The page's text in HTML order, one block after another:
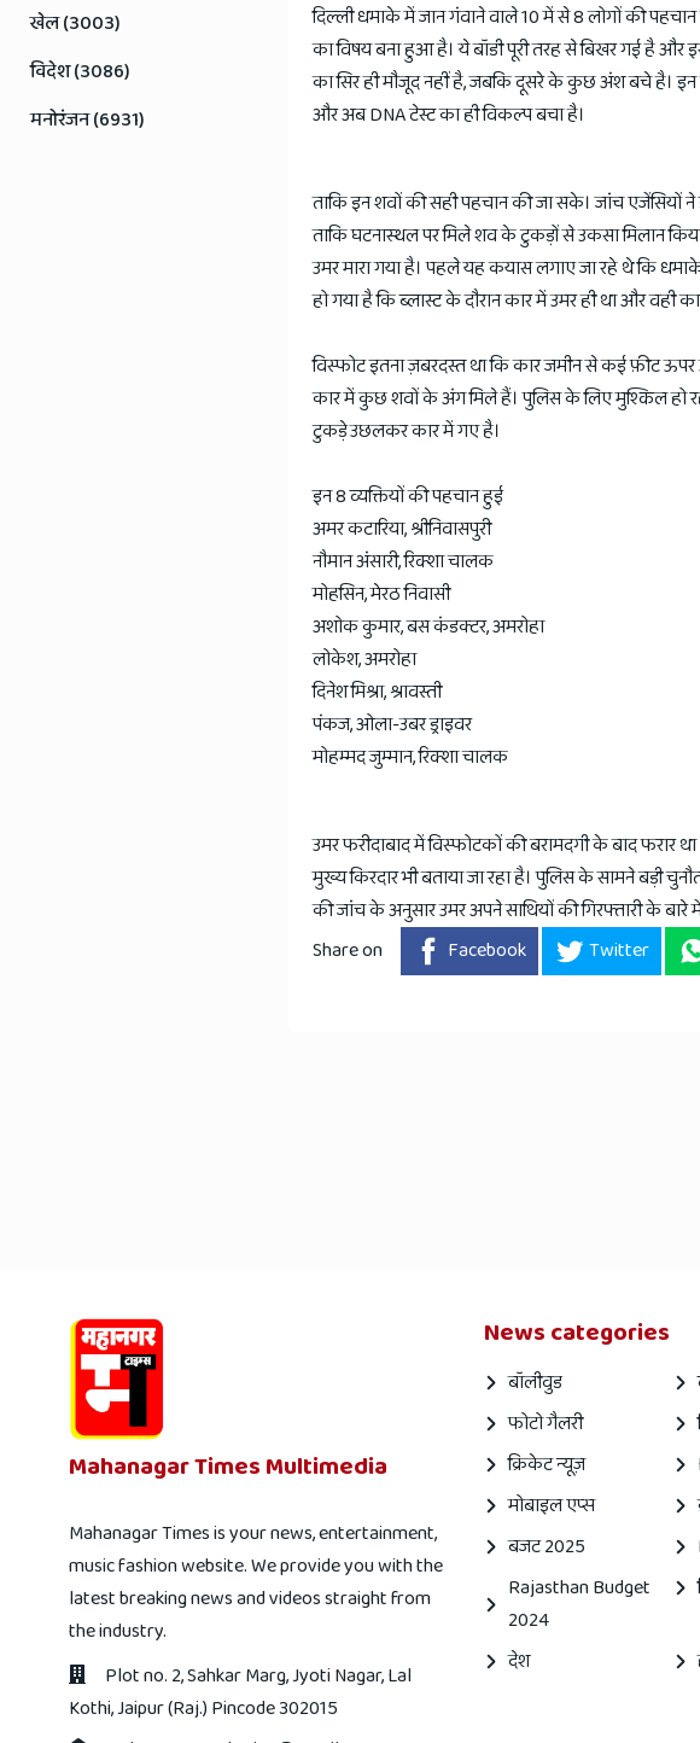
दिल्ली धमाके में जान गंवाने वाले 10 में से 8 लोगों की
का विषय बना हुआ है। ये बॉडी पूरी तरह से बिखर गई है
का सिर ही मौजूद नहीं है, जबकि दूसरे के कुछ अंश बचे है। इन
और अब DNA टेस्ट का ही विकल्प बचा है।
ताकि इन शवों की सही पहचान की जा सके। जांच एजेंसियों
ताकि घटनास्थल पर मिले शव के टुकड़ों से उकसा मिलान
उमर मारा गया है। पहले यह कयास लगाए जा रहे थे कि
हो गया है कि ब्लास्ट के दौरान कार में उमर ही था और वही
विस्फोट इतना ज़बरदस्त था कि कार जमीन से कई फ़ीट ऊपर
कार में कुछ शवों के अंग मिले हैं। पुलिस के लिए मुश्किल हो
टुकड़े उछलकर कार में गए है।
इन 8 व्यक्तियों की पहचान हुई
अमर कटारिया, श्रीनिवासपुरी
नौमान अंसारी, रिक्शा चालक
मोहसिन, मेरठ निवासी
अशोक कुमार, बस कंडक्टर, अमरोहा
लोकेश, अमरोहा
दिनेश मिश्रा, श्रावस्ती
पंकज, ओला-उबर ड्राइवर
मोहम्मद जुम्मान, रिक्शा चालक
उमर फरीदाबाद में विस्फोटकों की बरामदगी के बाद
मुख्य किरदार भी बताया जा रहा है। पुलिस के सामने बड़ी
की जांच के अनुसार उमर अपने साथियों की गिरफ्तारी के बारे
Share on
Facebook Twitter
खेल (3003)
विदेश (3086)
मनोरंजन (6931)
Mahanagar Times Multimedia
Mahanagar Times is your news, entertainment,
music fashion website. We provide you with the
latest breaking news and videos straight from
the industry.
Plot no. 2, Sahkar Marg, Jyoti Nagar, Lal
Kothi, Jaipur (Raj.) Pincode 302015
News categories
बॉलीवुड
फोटो गैलरी
क्रिकेट न्यूज़
मोबाइल एप्स
बजट 2025
Rajasthan Budget
2024
देश